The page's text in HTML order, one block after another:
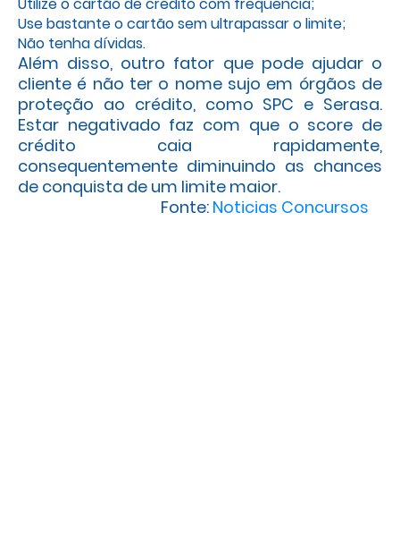
Use bastante o cartão sem ultrapassar o limite;
Não tenha dívidas.
Além disso, outro fator que pode ajudar o
cliente é não ter o nome sujo em órgãos de
proteção ao crédito, como SPC e Serasa.
Estar negativado faz com que o score de
crédito caia rapidamente,
consequentemente diminuindo as chances
de conquista de um limite maior.
Fonte: Noticias Concursos